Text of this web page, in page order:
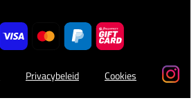
Privacybeleid Cookies